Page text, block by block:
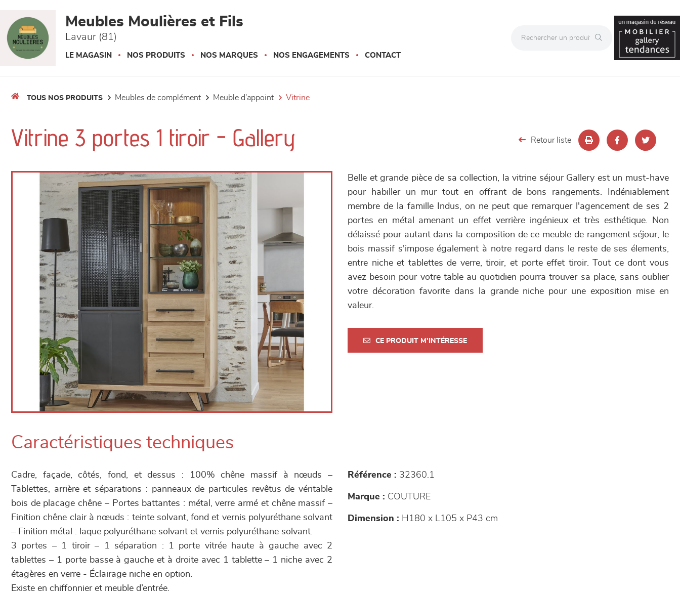
Meubles Moulières et Fils
Lavaur (81)
LE MAGASIN NOS PRODUITS NOS MARQUES NOS ENGAGEMENTS CONTACT
TOUS NOS PRODUITS meubles de complément meuble d'appoint vitrine
Vitrine 3 portes 1 tiroir - Gallery Retour liste
Belle et grande pièce de sa collection, la vitrine séjour Gallery est un must-have
pour habiller un mur tout en offrant de bons rangements. Indéniablement
membre de la famille Indus, on ne peut que remarquer l'agencement de ses 2
portes en métal amenant un effet verrière ingénieux et très esthétique. Non
délaissé pour autant dans la composition de ce meuble de rangement séjour, le
bois massif s'impose également à notre regard dans le reste de ses élements,
entre niche et tablettes de verre, tiroir, et porte effet tiroir. Tout ce dont vous
avez besoin pour votre table au quotidien pourra trouver sa place, sans oublier
votre décoration favorite dans la grande niche pour une exposition mise en
valeur.
CE PRODUIT M'INTÉRESSE
Caractéristiques techniques
Cadre, façade, côtés, fond, et dessus : 100% chêne massif à nœuds –
Tablettes, arrière et séparations : panneaux de particules revêtus de véritable
bois de placage chêne – Portes battantes : métal, verre armé et chêne massif –
Finition chêne clair à nœuds : teinte solvant, fond et vernis polyuréthane solvant
– Finition métal : laque polyuréthane solvant et vernis polyuréthane solvant.
3 portes – 1 tiroir – 1 séparation : 1 porte vitrée haute à gauche avec 2
tablettes – 1 porte basse à gauche et à droite avec 1 tablette – 1 niche avec 2
étagères en verre - Éclairage niche en option.
Existe en chiffonnier et meuble d’entrée.
Référence : 32360.1
Marque : COUTURE
Dimension : H180 x L105 x P43 cm